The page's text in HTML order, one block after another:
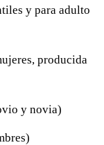
y para adulto
producida
y novia)